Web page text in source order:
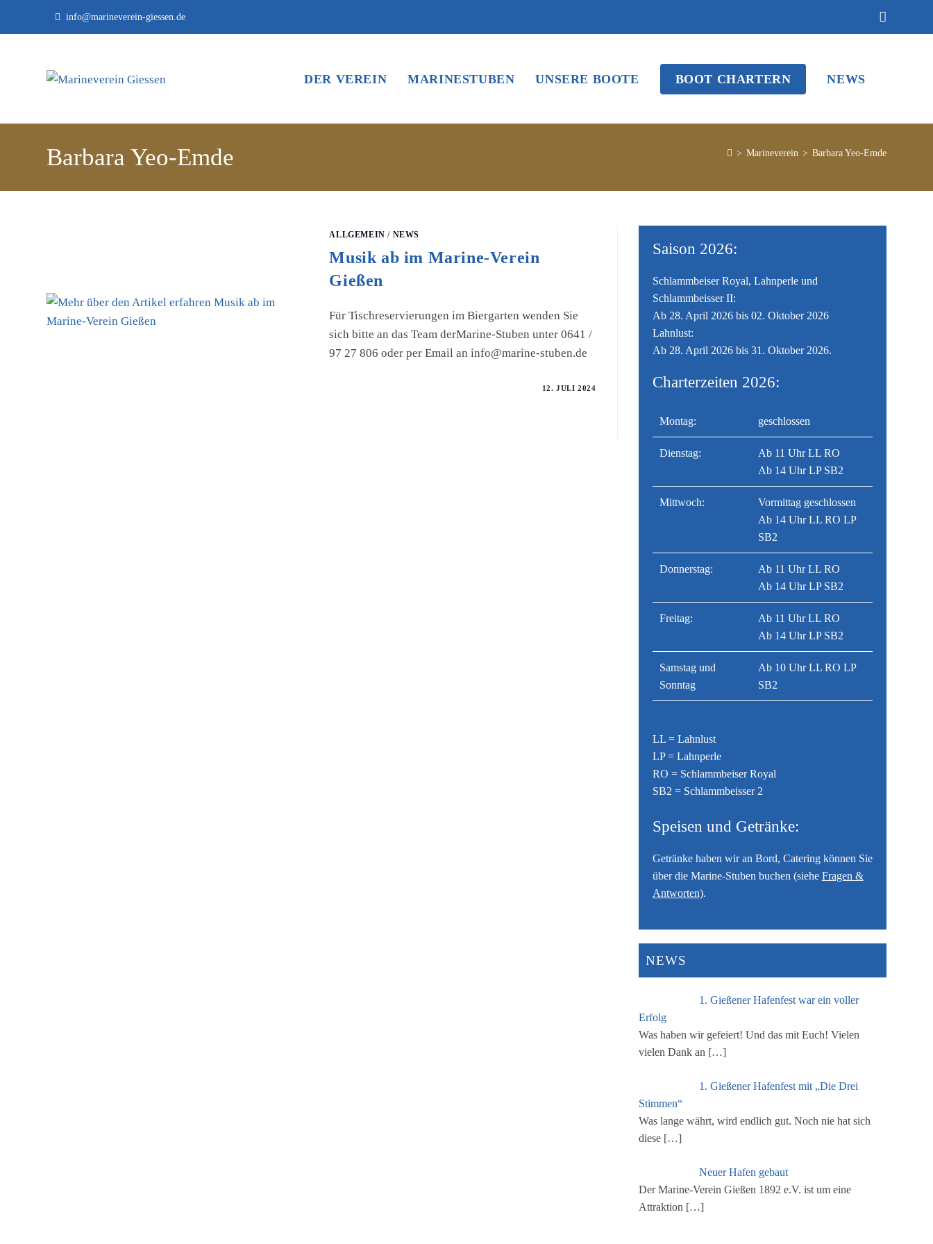
info@marineverein-giessen.de
DER VEREIN MARINESTUBEN UNSERE BOOTE BOOT CHARTERN NEWS
Barbara Yeo-Emde > Marineverein > Barbara Yeo-Emde
ALLGEMEIN / NEWS
Musik ab im Marine-Verein
Gießen
Für Tischreservierungen im Biergarten wenden Sie
sich bitte an das Team derMarine-Stuben unter 0641 /
97 27 806 oder per Email an info@marine-stuben.de
12. JULI 2024
Saison 2026:
Schlammbeiser Royal, Lahnperle und
Schlammbeisser II:
Ab 28. April 2026 bis 02. Oktober 2026
Lahnlust:
Ab 28. April 2026 bis 31. Oktober 2026.
Charterzeiten 2026:
Montag: geschlossen
Dienstag:
Ab 11 Uhr LL RO
Ab 14 Uhr LP SB2
Mittwoch:
Vormittag geschlossen
Ab 14 Uhr LL RO LP
SB2
Donnerstag:
Ab 11 Uhr LL RO
Ab 14 Uhr LP SB2
Freitag:
Ab 11 Uhr LL RO
Ab 14 Uhr LP SB2
Samstag und
Sonntag
Ab 10 Uhr LL RO LP
SB2
LL = Lahnlust
LP = Lahnperle
RO = Schlammbeiser Royal
SB2 = Schlammbeisser 2
Speisen und Getränke:
Getränke haben wir an Bord, Catering können Sie
über die Marine-Stuben buchen (siehe Fragen &
Antworten).
NEWS
1. Gießener Hafenfest war ein voller
Erfolg
Was haben wir gefeiert! Und das mit Euch! Vielen
vielen Dank an […]
1. Gießener Hafenfest mit „Die Drei
Stimmen“
Was lange währt, wird endlich gut. Noch nie hat sich
diese […]
Neuer Hafen gebaut
Der Marine-Verein Gießen 1892 e.V. ist um eine
Attraktion […]